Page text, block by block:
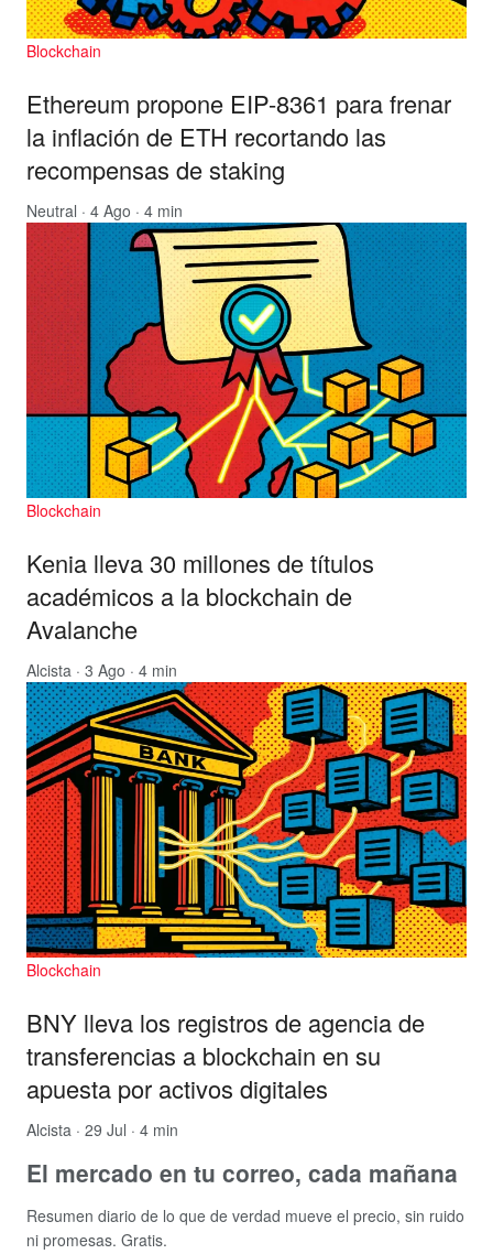
Blockchain
Ethereum propone EIP-8361 para frenar
la inflación de ETH recortando las
recompensas de staking
Neutral · 4 Ago · 4 min
Blockchain
Kenia lleva 30 millones de títulos
académicos a la blockchain de
Avalanche
Alcista · 3 Ago · 4 min
Blockchain
BNY lleva los registros de agencia de
transferencias a blockchain en su
apuesta por activos digitales
Alcista · 29 Jul · 4 min
El mercado en tu correo, cada mañana
Resumen diario de lo que de verdad mueve el precio, sin ruido
ni promesas. Gratis.